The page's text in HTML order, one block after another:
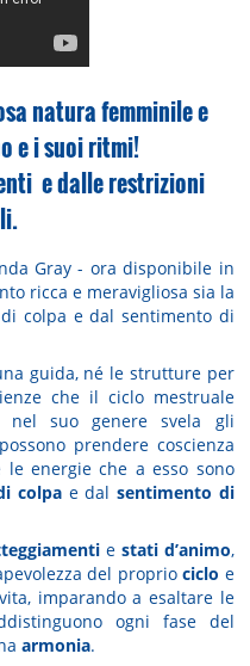
natura femminilee
e i suoi ritmi!
e dalle restrizioni
Gray - ora disponibile in
ricca e meravigliosa sia la
colpa e dal sentimento di
guida, né le strutture per
che il ciclo mestruale
nel suo genere svela gli
prendere coscienza
energie che a esso sono
colpae dal sentimento di
e stati d’animo,
del propriociclo e
imparando a esaltare le
ogni fase del
armonia.